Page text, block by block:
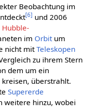
Beobachtung im
[6] und 2006
Hubble-
im Orbitum
nicht mitTeleskopen
zu ihrem Stern
dem um ein
überstrahlt.
Supererde
weitere hinzu, wobei